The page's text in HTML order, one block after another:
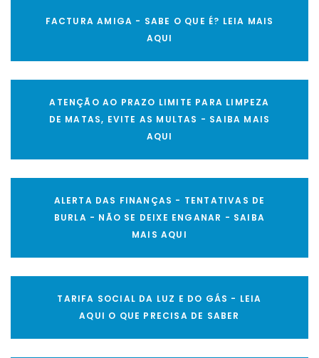
FACTURA AMIGA - SABE O QUE É? LEIA MAIS
AQUI
ATENÇÃO AO PRAZO LIMITE PARA LIMPEZA
DE MATAS, EVITE AS MULTAS - SAIBA MAIS
AQUI
ALERTA DAS FINANÇAS - TENTATIVAS DE
BURLA - NÃO SE DEIXE ENGANAR - SAIBA
MAIS AQUI
TARIFA SOCIAL DA LUZ E DO GÁS - LEIA
AQUI O QUE PRECISA DE SABER